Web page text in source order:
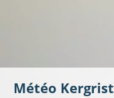
Météo Kergrist